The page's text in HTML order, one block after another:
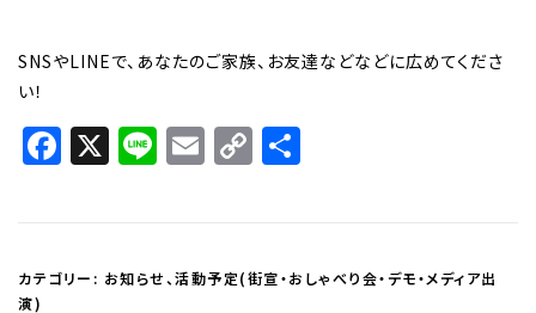
SNSやLINEで、あなたのご家族、お友達などなどに広めてくださ
い！
Facebook
X LineEmail
Copy
カテゴリー: お知らせ、活動予定(街宣・おしゃべり会・デモ・メディア出
演)